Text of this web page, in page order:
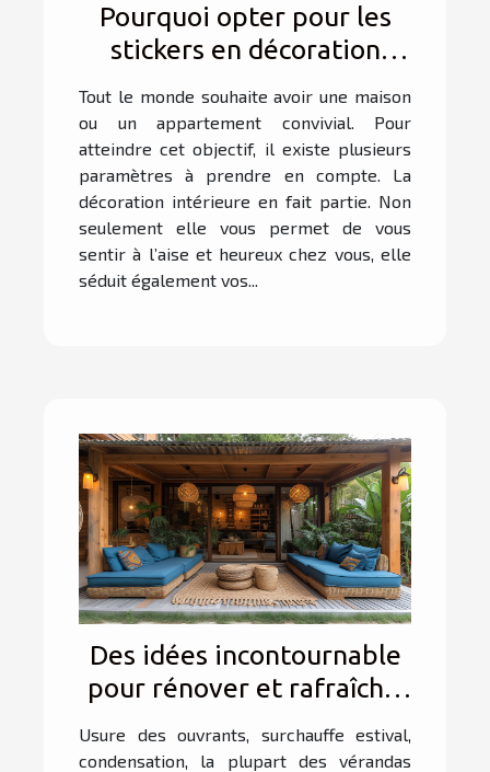
Pourquoi opter pour les
stickers en décoration
Tout le monde souhaite avoir une maison
ou un appartement convivial. Pour
atteindre cet objectif, il existe plusieurs
paramètres à prendre en compte. La
décoration intérieure en fait partie. Non
seulement elle vous permet de vous
sentir à l’aise et heureux chez vous, elle
séduit également vos...
Des idées incontournable
pour rénover et rafraîchir
Usure des ouvrants, surchauffe estival,
condensation, la plupart des vérandas